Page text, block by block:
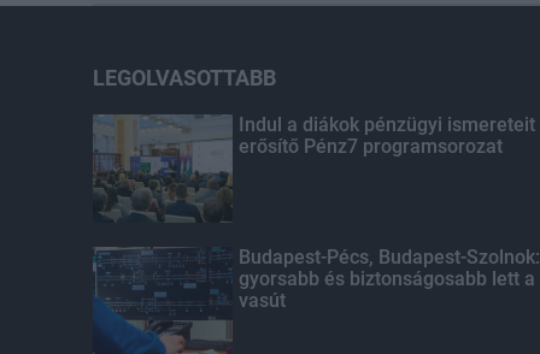
LEGOLVASOTTABB
Indul a diákok pénzügyi ismereteit
erősítő Pénz7 programsorozat
Budapest-Pécs, Budapest-Szolnok:
gyorsabb és biztonságosabb lett a
vasút